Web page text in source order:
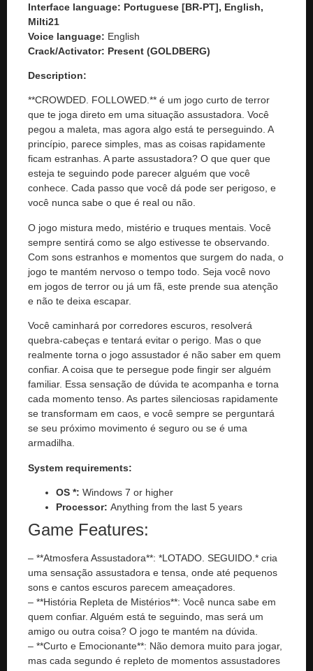
Interface language: Portuguese [BR-PT], English,
Milti21
Voice language: English
Crack/Activator: Present (GOLDBERG)
Description:
**CROWDED. FOLLOWED.** é um jogo curto de terror
que te joga direto em uma situação assustadora. Você
pegou a maleta, mas agora algo está te perseguindo. A
princípio, parece simples, mas as coisas rapidamente
ficam estranhas. A parte assustadora? O que quer que
esteja te seguindo pode parecer alguém que você
conhece. Cada passo que você dá pode ser perigoso, e
você nunca sabe o que é real ou não.
O jogo mistura medo, mistério e truques mentais. Você
sempre sentirá como se algo estivesse te observando.
Com sons estranhos e momentos que surgem do nada, o
jogo te mantém nervoso o tempo todo. Seja você novo
em jogos de terror ou já um fã, este prende sua atenção
e não te deixa escapar.
Você caminhará por corredores escuros, resolverá
quebra-cabeças e tentará evitar o perigo. Mas o que
realmente torna o jogo assustador é não saber em quem
confiar. A coisa que te persegue pode fingir ser alguém
familiar. Essa sensação de dúvida te acompanha e torna
cada momento tenso. As partes silenciosas rapidamente
se transformam em caos, e você sempre se perguntará
se seu próximo movimento é seguro ou se é uma
armadilha.
System requirements:
OS *: Windows 7 or higher
Processor: Anything from the last 5 years
Game Features:
– **Atmosfera Assustadora**: *LOTADO. SEGUIDO.* cria
uma sensação assustadora e tensa, onde até pequenos
sons e cantos escuros parecem ameaçadores.
– **História Repleta de Mistérios**: Você nunca sabe em
quem confiar. Alguém está te seguindo, mas será um
amigo ou outra coisa? O jogo te mantém na dúvida.
– **Curto e Emocionante**: Não demora muito para jogar,
mas cada segundo é repleto de momentos assustadores